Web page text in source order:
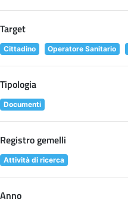
Target
Cittadino Operatore Sanitario
Tipologia
Documenti
Registro gemelli
Attività di ricerca
Anno